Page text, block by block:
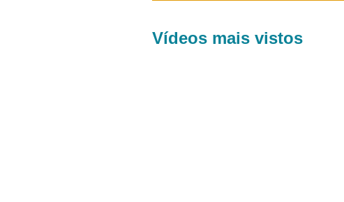
Vídeos mais vistos